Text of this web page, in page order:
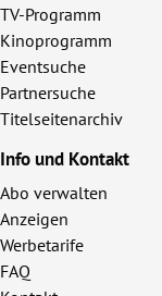
TV-Programm
Kinoprogramm
Eventsuche
Partnersuche
Titelseitenarchiv
Info und Kontakt
Abo verwalten
Anzeigen
Werbetarife
FAQ